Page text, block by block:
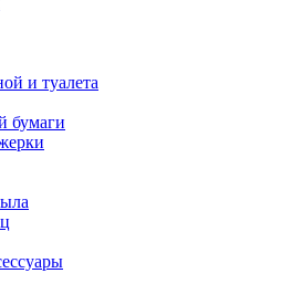
и туалета
бумаги